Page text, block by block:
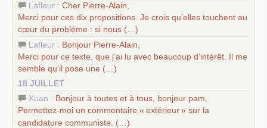
Lafleur : Cher Pierre-Alain,
Merci pour ces dix propositions. Je crois qu’elles touchent au
cœur du problème : si nous (…)
Lafleur : Bonjour Pierre-Alain,
Merci pour ce texte, que j’ai lu avec beaucoup d’intérêt. Il me
semble qu’il pose une (…)
18 JUILLET
Xuan : Bonjour à toutes et à tous, bonjour pam,
Permettez-moi un commentaire « extérieur» sur la
candidature communiste. (…)